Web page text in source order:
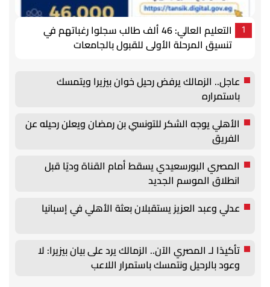
1
التعليم العالي: 46 ألف طالب سجلوا رغباتهم في
تنسيق المرحلة الأولى للقبول بالجامعات
عاجل.. الزمالك يرفض رحيل خوان بيزيرا ويتمسك
باستمراره
الأهلي يوجه الشكر للتونسي بن رمضان ويعلن رحيله عن
الفريق
المصري البورسعيدي يسقط أمام القناة وديًا قبل
انطلاق الموسم الجديد
عدلي وعبد العزيز يستقبلان بعثة الأهلي في إسبانيا
تأكيدًا لـ المصري الآن.. الزمالك يرد على بيان بيزيرا: لا
وعود بالرحيل ونتمسك باستمرار اللاعب